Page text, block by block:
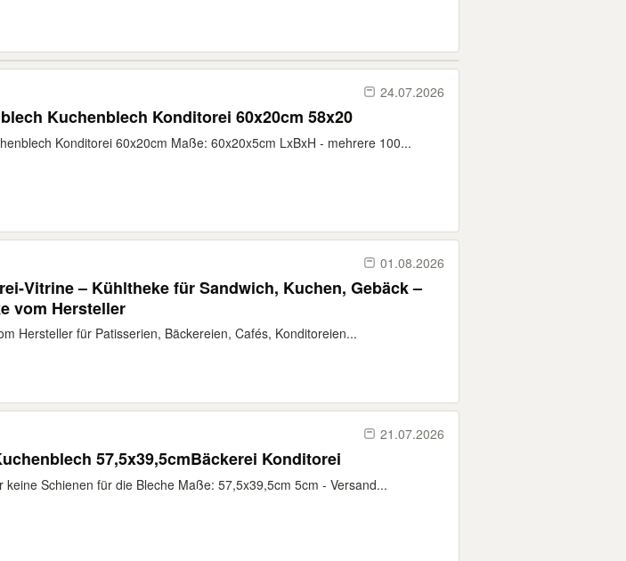
24.07.2026
Kuchenblech Konditorei 60x20cm 58x20
Konditorei 60x20cm Maße: 60x20x5cm LxBxH - mehrere 100...
01.08.2026
Vitrine – Kühltheke für Sandwich, Kuchen, Gebäck –
vom Hersteller
Hersteller für Patisserien, Bäckereien, Cafés, Konditoreien...
21.07.2026
57,5x39,5cmBäckerei Konditorei
keine Schienen für die Bleche Maße: 57,5x39,5cm 5cm - Versand...